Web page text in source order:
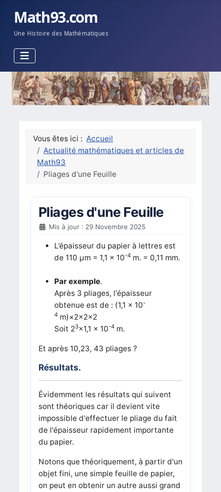
Math93.com
Une Histoire des Mathématiques
Vous êtes ici : Accueil
Actualité mathématiques et articles de
Math93
Pliages d'une Feuille
Pliages d'une Feuille
Mis à jour : 29 Novembre 2025
L’épaisseur du papier à lettres est
de 110 µm = 1,1 × 10-4m. = 0,11 mm.
Par exemple.
Après 3 pliages, l'épaisseur
obtenue est de : (1,1 × 10-
4m)×2×2×2
Soit 23×1,1 × 10-4m.
Et après 10,23, 43 pliages ?
Résultats.
Évidemment les résultats qui suivent
sont théoriques car il devient vite
impossible d'effectuer le pliage du fait
de l'épaisseur rapidement importante
du papier.
Notons que théoriquement, à partir d'un
objet fini, une simple feuille de papier,
on peut en obtenir un autre aussi grand